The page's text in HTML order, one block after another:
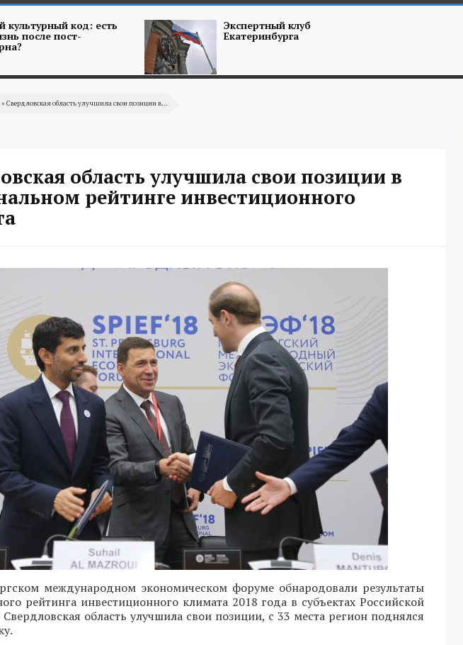
культурный код: есть
после пост-
Экспертный клуб
Екатеринбурга
» Свердловская область улучшила свои позиции в...
область улучшила свои позиции в
рейтинге инвестиционного
международном экономическом форуме обнародовали результаты
рейтинга инвестиционного климата 2018 года в субъектах Российской
область улучшила свои позиции, с 33 места регион поднялся